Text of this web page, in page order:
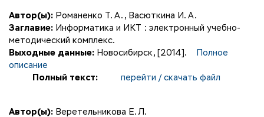
Автор(ы): Романенко Т. А. , Васюткина И. А.
Заглавие: Информатика и ИКТ : электронный учебно-
методический комплекс.
Выходные данные: Новосибирск, [2014].
Полное
описание
Полный текст:
перейти / скачать файл
Автор(ы): Веретельникова Е. Л.